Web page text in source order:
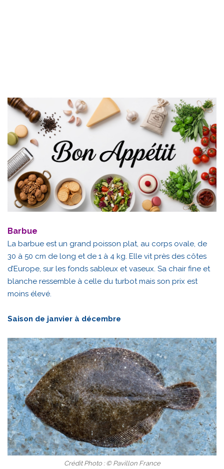
Barbue
La barbue est un grand poisson plat, au corps ovale, de
30 à 50 cm de long et de 1 à 4 kg. Elle vit près des côtes
d’Europe, sur les fonds sableux et vaseux. Sa chair fine et
blanche ressemble à celle du turbot mais son prix est
moins élevé.
Saison de janvier à décembre
Crédit Photo : © Pavillon France